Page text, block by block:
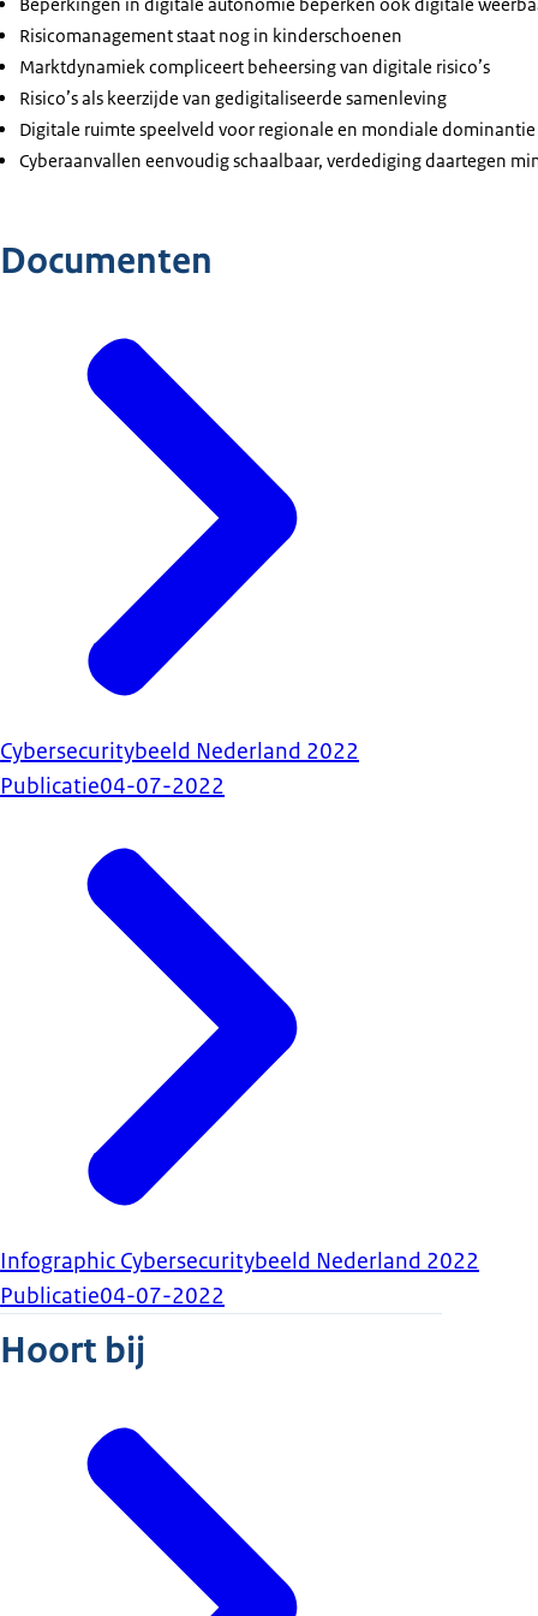
Risicomanagement staat nog in kinderschoenen
Marktdynamiek compliceert beheersing van digitale risico’s
Risico’s als keerzijde van gedigitaliseerde samenleving
Digitale ruimte speelveld voor regionale en mondiale dominantie
Cyberaanvallen eenvoudig schaalbaar, verdediging daartegen
Documenten
Cybersecuritybeeld Nederland 2022
Publicatie04-07-2022
Infographic Cybersecuritybeeld Nederland 2022
Publicatie04-07-2022
Hoort bij